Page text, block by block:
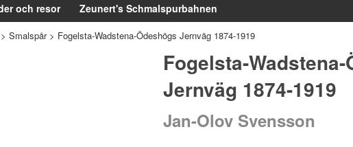
och resor Zeunert's Schmalspurbahnen
> Smalspår> Fogelsta-Wadstena-Ödeshögs Jernväg 1874-1919
Fogelsta-
Jernväg 1874-1919
Jan-Olov Svensson